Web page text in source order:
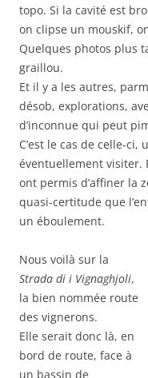
topo. Si la cavité est
on clipse un mouskif,
Quelques photos plus
graillou.
Et il y a les autres,
désob, explorations,
d’inconnue qui peut
C’est le cas de celle-
éventuellement visiter.
ont permis d’affiner la
quasi-certitude que
un éboulement.
Nous voilà sur la
Strada di i Vignaghjoli,
la bien nommée route
des vignerons.
Elle serait donc là, en
bord de route, face à
un bassin de